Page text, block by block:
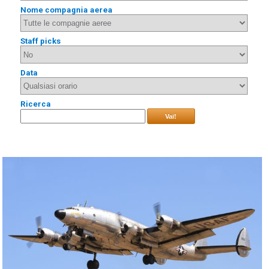
Nome compagnia aerea
Staff picks
Data
Ricerca
Vai!